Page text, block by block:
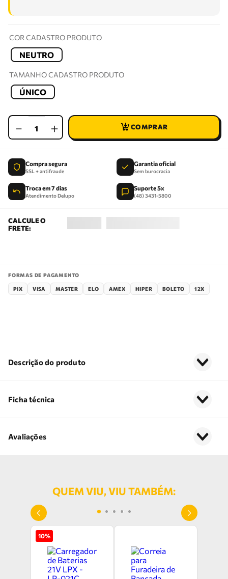
COR CADASTRO PRODUTO
NEUTRO
TAMANHO CADASTRO PRODUTO
ÚNICO
＋
－
Compra segura
SSL + antifraude
Garantia oficial
Sem burocracia
Troca em 7 dias
Atendimento Delupo
Suporte 5x
(48) 3431-5800
FORMAS DE PAGAMENTO
PIX VISA MASTER ELO AMEX HIPER BOLETO 12X
Descrição do produto
Ficha técnica
Avaliações
QUEM VIU, VIU TAMBÉM:
10%